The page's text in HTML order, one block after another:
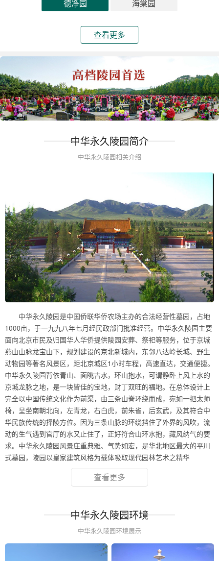
德净园 海棠园
查看更多
中华永久陵园简介
中华永久陵园相关介绍
中华永久陵园是中国侨联华侨农场主办的合法经营性墓园，占地
1000亩，于一九九八年七月经民政部门批准经营。中华永久陵园主要
面向北京市民及归国华人华侨提供陵园安葬、祭祀等服务，位于京城
燕山山脉龙宝山下，规划建设的京北新城内，东邻八达岭长城、野生
动物园等著名风景区，距北京城区1小时车程，高速直达，交通便捷。
中华永久陵园背依青山、面眺吉水，环山抱水，可谓静卧上风上水的
京城龙脉之地，是一块皆佳的宝地，财丁双旺的福地。在总体设计上
完全以中国传统文化作为前渠，由三条山脊环绕而成，宛如一把太师
椅，呈坐南朝北向，左青龙，右白虎，前朱雀，后玄武，及其符合中
华民族传统的择陵方位。因为三条山脉的环绕挡住了外界的风吹，流
动的生气遇到官厅的水又止住了，正好符合山环水抱，藏风纳气的要
求。中华永久陵园风景庄重典雅、气势如宏，是华北地区最大的平川
式墓园，陵园以皇家建筑风格为载体吸取现代园林艺术之精华
查看更多
中华永久陵园环境
中华永久陵园环境展示